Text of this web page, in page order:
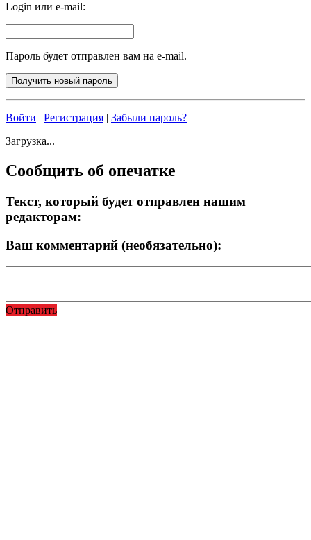
Login или e-mail:
Пароль будет отправлен вам на e-mail.
Войти | Регистрация | Забыли пароль?
Загрузка...
Сообщить об опечатке
Текст, который будет отправлен нашим
редакторам:
Ваш комментарий (необязательно):
Отправить